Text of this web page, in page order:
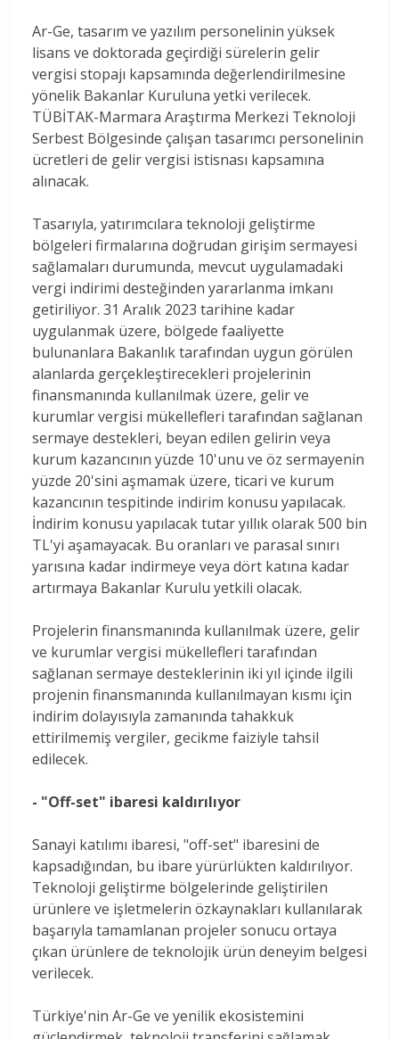
Ar-Ge, tasarım ve yazılım personelinin yüksek
lisans ve doktorada geçirdiği sürelerin gelir
vergisi stopajı kapsamında değerlendirilmesine
yönelik Bakanlar Kuruluna yetki verilecek.
TÜBİTAK-Marmara Araştırma Merkezi Teknoloji
Serbest Bölgesinde çalışan tasarımcı personelinin
ücretleri de gelir vergisi istisnası kapsamına
alınacak.
Tasarıyla, yatırımcılara teknoloji geliştirme
bölgeleri firmalarına doğrudan girişim sermayesi
sağlamaları durumunda, mevcut uygulamadaki
vergi indirimi desteğinden yararlanma imkanı
getiriliyor. 31 Aralık 2023 tarihine kadar
uygulanmak üzere, bölgede faaliyette
bulunanlara Bakanlık tarafından uygun görülen
alanlarda gerçekleştirecekleri projelerinin
finansmanında kullanılmak üzere, gelir ve
kurumlar vergisi mükellefleri tarafından sağlanan
sermaye destekleri, beyan edilen gelirin veya
kurum kazancının yüzde 10'unu ve öz sermayenin
yüzde 20'sini aşmamak üzere, ticari ve kurum
kazancının tespitinde indirim konusu yapılacak.
İndirim konusu yapılacak tutar yıllık olarak 500 bin
TL'yi aşamayacak. Bu oranları ve parasal sınırı
yarısına kadar indirmeye veya dört katına kadar
artırmaya Bakanlar Kurulu yetkili olacak.
Projelerin finansmanında kullanılmak üzere, gelir
ve kurumlar vergisi mükellefleri tarafından
sağlanan sermaye desteklerinin iki yıl içinde ilgili
projenin finansmanında kullanılmayan kısmı için
indirim dolayısıyla zamanında tahakkuk
ettirilmemiş vergiler, gecikme faiziyle tahsil
edilecek.
- "Off-set" ibaresi kaldırılıyor
Sanayi katılımı ibaresi, "off-set" ibaresini de
kapsadığından, bu ibare yürürlükten kaldırılıyor.
Teknoloji geliştirme bölgelerinde geliştirilen
ürünlere ve işletmelerin özkaynakları kullanılarak
başarıyla tamamlanan projeler sonucu ortaya
çıkan ürünlere de teknolojik ürün deneyim belgesi
verilecek.
Türkiye'nin Ar-Ge ve yenilik ekosistemini